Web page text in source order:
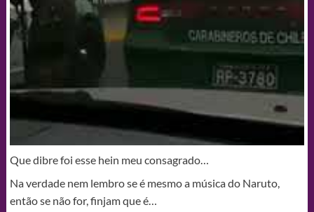
Que dibre foi esse hein meu consagrado…
Na verdade nem lembro se é mesmo a música do Naruto,
então se não for, finjam que é…